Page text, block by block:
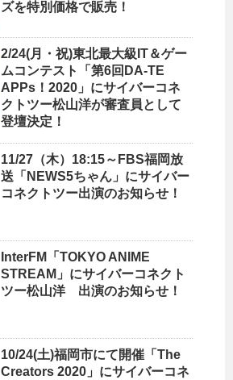
ズを特別価格で販売！
2/24(月・祝)東北最大級IT＆ゲー
ムコンテスト「第6回DA-TE
APPs！2020」にサイバーコネ
クトツー松山洋が審査員として
登壇決定！
11/27（木）18:15～FBS福岡放
送「NEWS5ちゃん」にサイバー
コネクトツー出演のお知らせ！
InterFM「TOKYO ANIME
STREAM」にサイバーコネクト
ツー松山洋 出演のお知らせ！
10/24(土)福岡市にて開催「The
Creators 2020」にサイバーコネ